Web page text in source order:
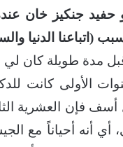
حفيد جنكيز خان
(اتباعنا الدنيا
قبل مدة طويلة كان
الأولى كانت
فإن العشرية
أي أنه أحياناً مع